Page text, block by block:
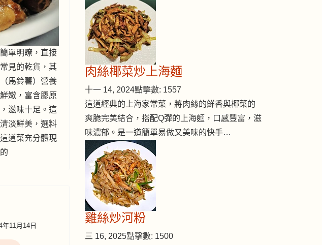
單明瞭，直接
見的乾貨，其
馬鈴薯）營養
嫩，富含膠原
滋味十足。這
淡鮮美，選料
道菜充分體現
年11月14日
肉絲椰菜炒上海麵
十一 14, 2024點擊數: 1557
這道經典的上海家常菜，將肉絲的鮮香與椰菜的
爽脆完美結合，搭配Q彈的上海麵，口感豐富，滋
味濃郁。是一道簡單易做又美味的快手…
雞絲炒河粉
三 16, 2025點擊數: 1500